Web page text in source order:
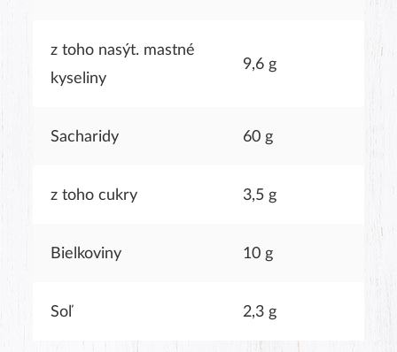
z toho nasýt. mastné
kyseliny
9,6 g
Sacharidy 60 g
z toho cukry 3,5 g
Bielkoviny 10 g
Soľ 2,3 g